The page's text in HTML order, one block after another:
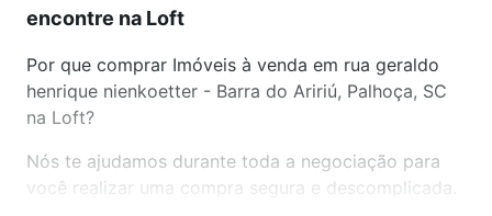
encontre na Loft
Por que comprar Imóveis à venda em rua geraldo
henrique nienkoetter - Barra do Aririú, Palhoça, SC
na Loft?
Nós te ajudamos durante toda a negociação para
você realizar uma compra segura e descomplicada.